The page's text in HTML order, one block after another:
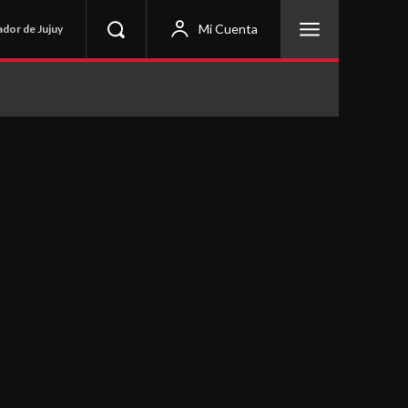
de Jujuy Mi Cuenta